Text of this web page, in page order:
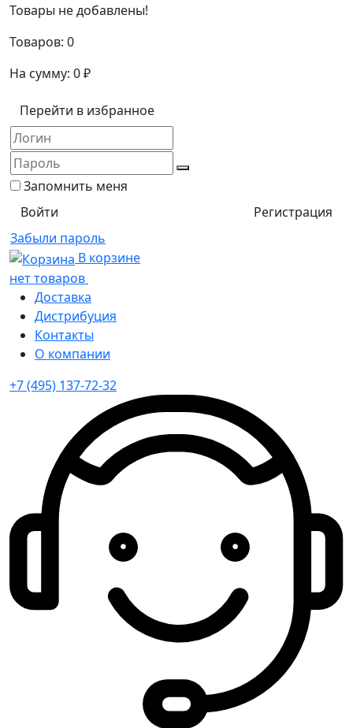
Товары не добавлены!
Товаров: 0
На сумму: 0₽
Перейти в избранное
Запомнить меня
Регистрация
Забыли пароль
В корзине
нет товаров
Доставка
Дистрибуция
Контакты
О компании
+7 (495) 137-72-32